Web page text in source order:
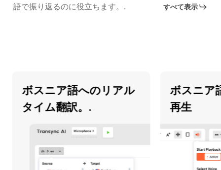
語で振り返るのに役立ちます。.
すべて表示
ボスニア語へのリアル
タイム翻訳。.
ボスニア語
再生